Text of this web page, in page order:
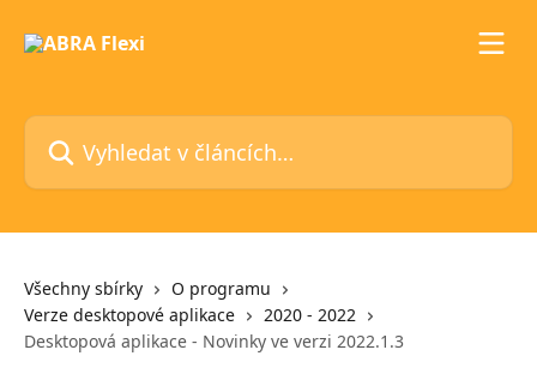
Vyhledat v článcích…
Všechny sbírky
O programu
Verze desktopové aplikace
2020 - 2022
Desktopová aplikace - Novinky ve verzi 2022.1.3